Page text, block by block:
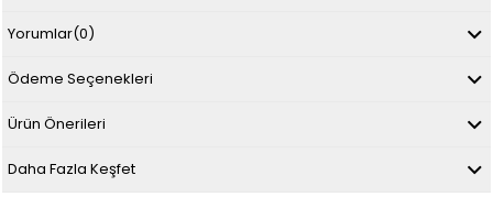
Yorumlar(0)
Ödeme Seçenekleri
Ürün Önerileri
Daha Fazla Keşfet